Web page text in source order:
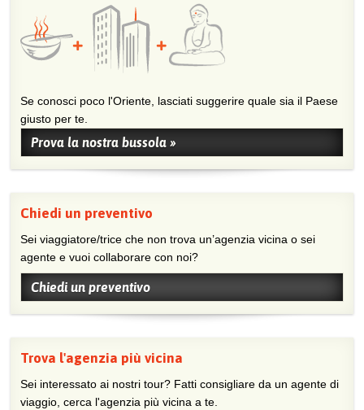
Se conosci poco l'Oriente, lasciati suggerire quale sia il Paese
giusto per te.
Prova la nostra bussola »
Chiedi un preventivo
Sei viaggiatore/trice che non trova un’agenzia vicina o sei
agente e vuoi collaborare con noi?
Chiedi un preventivo
Trova l'agenzia più vicina
Sei interessato ai nostri tour? Fatti consigliare da un agente di
viaggio, cerca l'agenzia più vicina a te.